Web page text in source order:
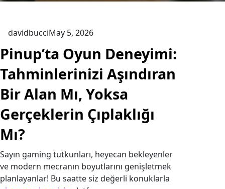
davidbucciMay 5, 2026
Pinup’ta Oyun Deneyimi:
Tahminlerinizi Aşındıran
Bir Alan Mı, Yoksa
Gerçeklerin Çıplaklığı
Mı?
Sayın gaming tutkunları, heyecan bekleyenler
ve modern mecranın boyutlarını genişletmek
planlayanlar! Bu saatte siz değerli konuklarla